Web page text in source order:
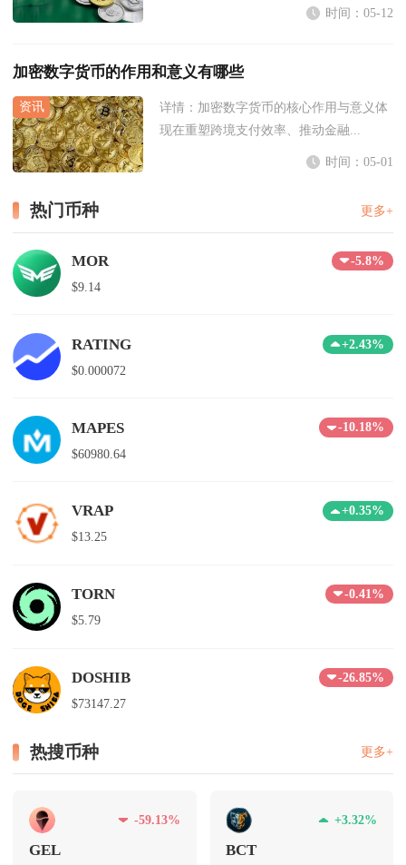
时间：05-12
加密数字货币的作用和意义有哪些
详情： 加密数字货币的核心作用与意义体
现在重塑跨境支付效率、推动金融...
时间：05-01
热门币种 更多+
MOR
-5.8%
$9.14
RATING
+2.43%
$0.000072
MAPES
-10.18%
$60980.64
VRAP
+0.35%
$13.25
TORN
-0.41%
$5.79
DOSHIB
-26.85%
$73147.27
热搜币种 更多+
-59.13%
GEL
+3.32%
BCT